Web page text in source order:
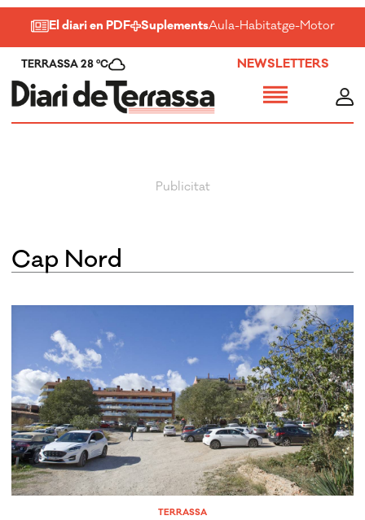
El diari en PDF SuplementsAula-Habitatge-Motor-
TERRASSA 28 ºC NEWSLETTERS
Cap Nord
TERRASSA